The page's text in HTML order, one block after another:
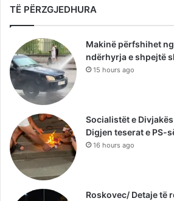
TË PËRZGJEDHURA
Makinë përfshihet
ndërhyrja e shpejtë
15 hours ago
Socialistët e
Digjen teserat e PS-
16 hours ago
Roskovec/ Detaje të